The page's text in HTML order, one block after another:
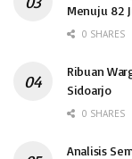
Menuju 82
0 SHARES
Ribuan
Sidoarjo
0 SHARES
Analisis